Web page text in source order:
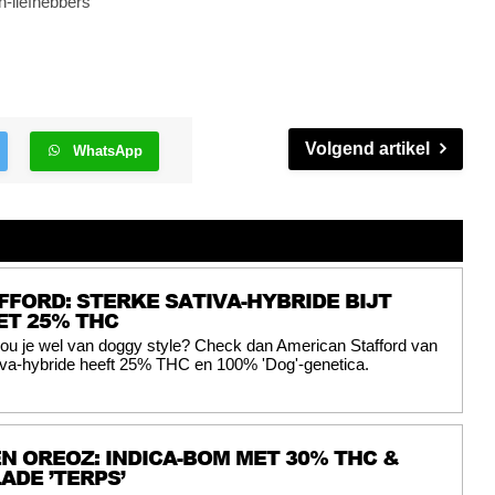
WhatsApp Volgend artikel
STERKE SATIVA-HYBRIDE BIJT
25% THC
je wel van doggy style? Check dan American Stafford van
hybride heeft 25% THC en 100% 'Dog'-genetica.
OREOZ: INDICA-BOM MET 30% THC &
’TERPS’